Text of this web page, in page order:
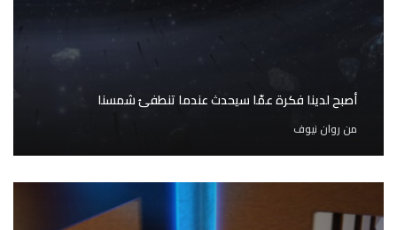
أصبح لدينا فكرة عمّا سيحدث عندما تنطفئ شمسنا
من روان نيوف